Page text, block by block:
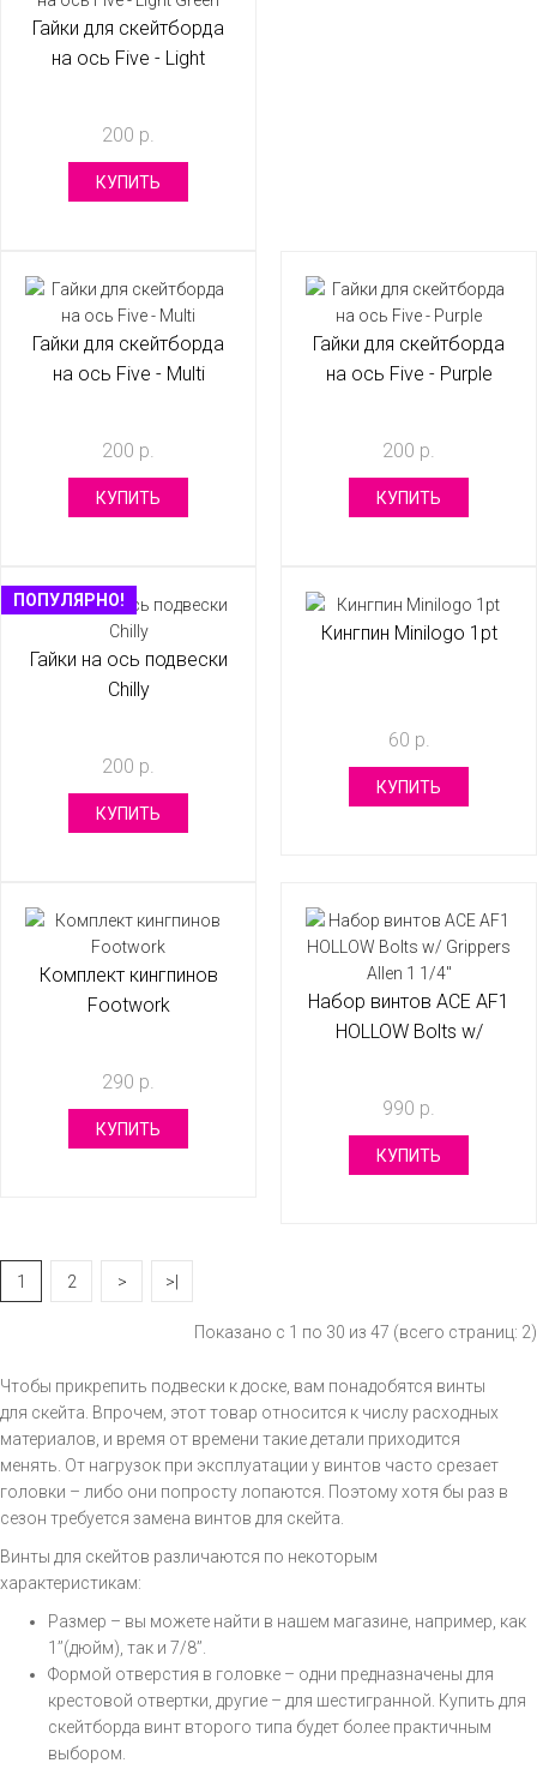
Гайки для скейтборда
на ось Five - Light
200 р.
КУПИТЬ
Гайки для скейтборда
на ось Five - Multi
200 р.
КУПИТЬ
Гайки для скейтборда
на ось Five - Purple
200 р.
КУПИТЬ
ПОПУЛЯРНО!
Гайки на ось подвески
Chilly
200 р.
КУПИТЬ
Кингпин Minilogo 1pt
60 р.
КУПИТЬ
Комплект кингпинов
Footwork
290 р.
КУПИТЬ
Набор винтов ACE AF1
HOLLOW Bolts w/
990 р.
КУПИТЬ
1 2 > >|
Показано с 1 по 30 из 47 (всего страниц: 2)
Чтобы прикрепить подвески к доске, вам понадобятся винты
для скейта. Впрочем, этот товар относится к числу расходных
материалов, и время от времени такие детали приходится
менять. От нагрузок при эксплуатации у винтов часто срезает
головки – либо они попросту лопаются. Поэтому хотя бы раз в
сезон требуется замена винтов для скейта.
Винты для скейтов различаются по некоторым
характеристикам:
Размер – вы можете найти в нашем магазине, например, как
1’’(дюйм), так и 7/8’’.
Формой отверстия в головке – одни предназначены для
крестовой отвертки, другие – для шестигранной. Купить для
скейтборда винт второго типа будет более практичным
выбором.